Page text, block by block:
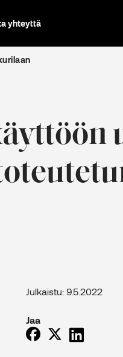
yhteyttä
Julkaistu: 9.5.2022
Jaa